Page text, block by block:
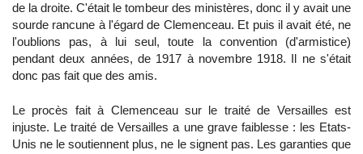
de la droite. C'était le tombeur des ministères, donc il y avait une
sourde rancune à l'égard de Clemenceau. Et puis il avait été, ne
l'oublions pas, à lui seul, toute la convention (d'armistice)
pendant deux années, de 1917 à novembre 1918. Il ne s'était
donc pas fait que des amis.
Le procès fait à Clemenceau sur le traité de Versailles est
injuste. Le traité de Versailles a une grave faiblesse : les Etats-
Unis ne le soutiennent plus, ne le signent pas. Les garanties que